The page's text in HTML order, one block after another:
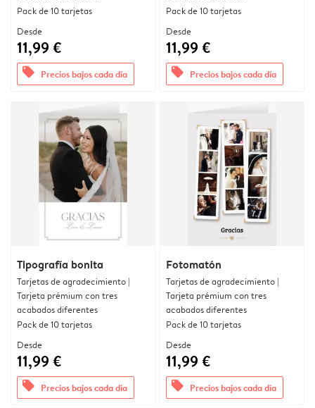
Pack de 10 tarjetas
Desde
11,99 €
offers Precios bajos cada día
Pack de 10 tarjetas
Desde
11,99 €
offers Precios bajos cada día
Tipografía bonita
Tarjetas de agradecimiento |
Tarjeta prémium con tres
acabados diferentes
Pack de 10 tarjetas
Desde
11,99 €
offers Precios bajos cada día
Fotomatón
Tarjetas de agradecimiento |
Tarjeta prémium con tres
acabados diferentes
Pack de 10 tarjetas
Desde
11,99 €
offers Precios bajos cada día